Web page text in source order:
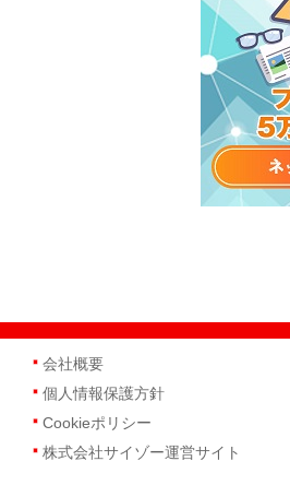
会社概要
個人情報保護方針
Cookieポリシー
株式会社サイゾー運営サイト